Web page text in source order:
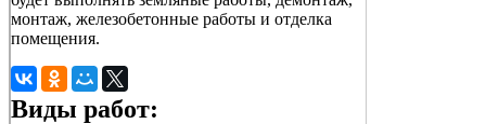
монтаж, железобетонные работы и отделка
помещения.
Виды работ: